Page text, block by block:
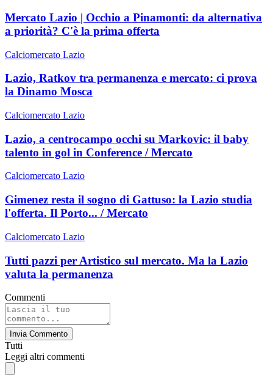
Mercato Lazio | Occhio a Pinamonti: da alternativa
a priorità? C'è la prima offerta
Calciomercato Lazio
Lazio, Ratkov tra permanenza e mercato: ci prova
la Dinamo Mosca
Calciomercato Lazio
Lazio, a centrocampo occhi su Markovic: il baby
talento in gol in Conference / Mercato
Calciomercato Lazio
Gimenez resta il sogno di Gattuso: la Lazio studia
l'offerta. Il Porto... / Mercato
Calciomercato Lazio
Tutti pazzi per Artistico sul mercato. Ma la Lazio
valuta la permanenza
Commenti
Invia Commento
Tutti
Leggi altri commenti